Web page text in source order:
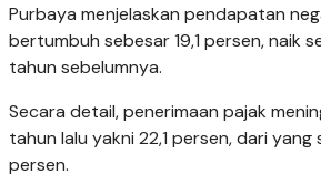
Purbaya menjelaskan pendapatan
bertumbuh sebesar 19,1 persen, naik
tahun sebelumnya.
Secara detail, penerimaan pajak
tahun lalu yakni 22,1 persen, dari yang
persen.